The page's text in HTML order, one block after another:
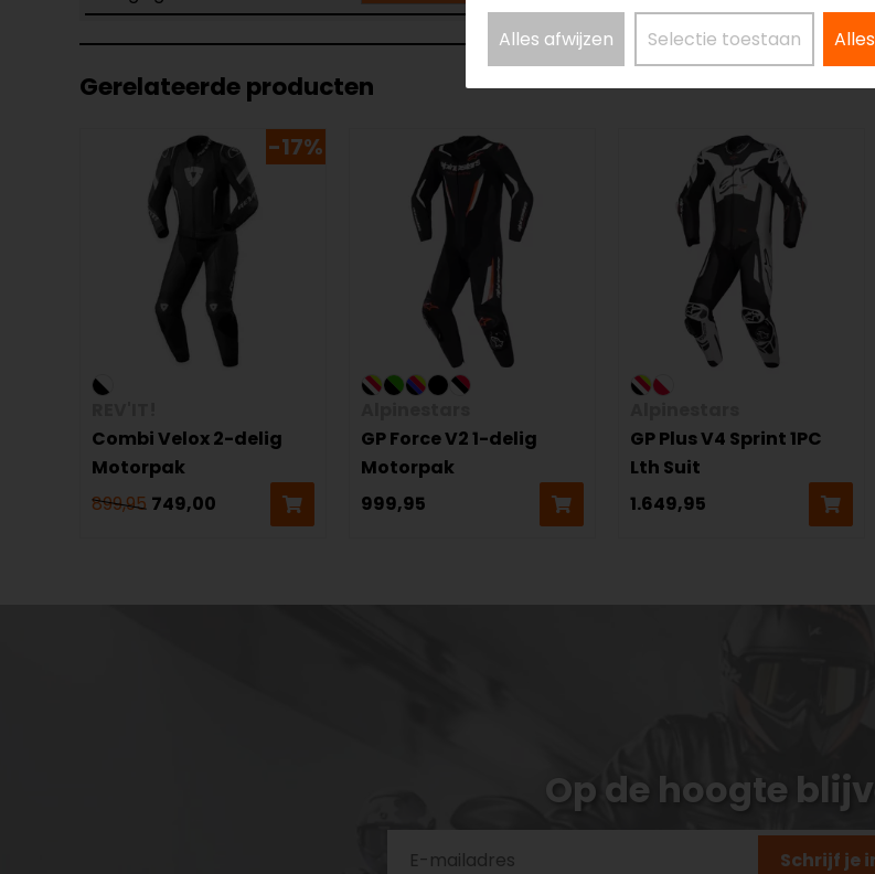
Gerelateerde producten
-17%
Combi Velox 2-delig
Motorpak
899,95 749,00
GP Force V2 1-delig
Motorpak
999,95
GP Plus V4 Sprint 1PC
Lth Suit
1.649,95
Op de hoogte
Schrijf je
Alles afwijzen Selectie toestaan